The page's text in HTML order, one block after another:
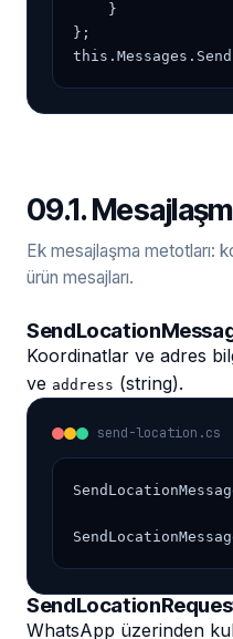
    }
};
09.1.
Ek mesajlaşma metotları:
ürün mesajları.
Koordinatlar ve adres
ve address (string).
send-location.cs
WhatsApp üzerinden